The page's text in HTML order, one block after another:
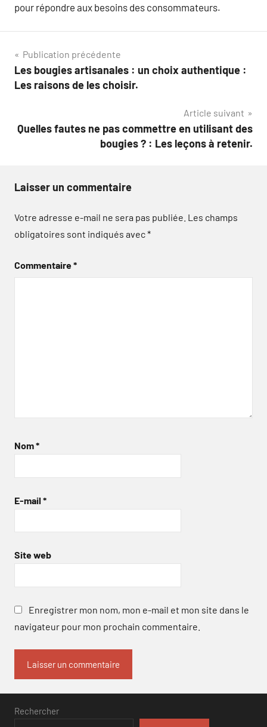
pour répondre aux besoins des consommateurs.
Navigation
de
Publication précédente
Les bougies artisanales : un choix authentique :
Les raisons de les choisir.
Article suivant
Quelles fautes ne pas commettre en utilisant des
bougies ? : Les leçons à retenir.
Laisser un commentaire
Votre adresse e-mail ne sera pas publiée. Les champs
obligatoires sont indiqués avec*
Commentaire*
Nom*
E-mail *
Site web
Enregistrer mon nom, mon e-mail et mon site dans le
navigateur pour mon prochain commentaire.
Rechercher